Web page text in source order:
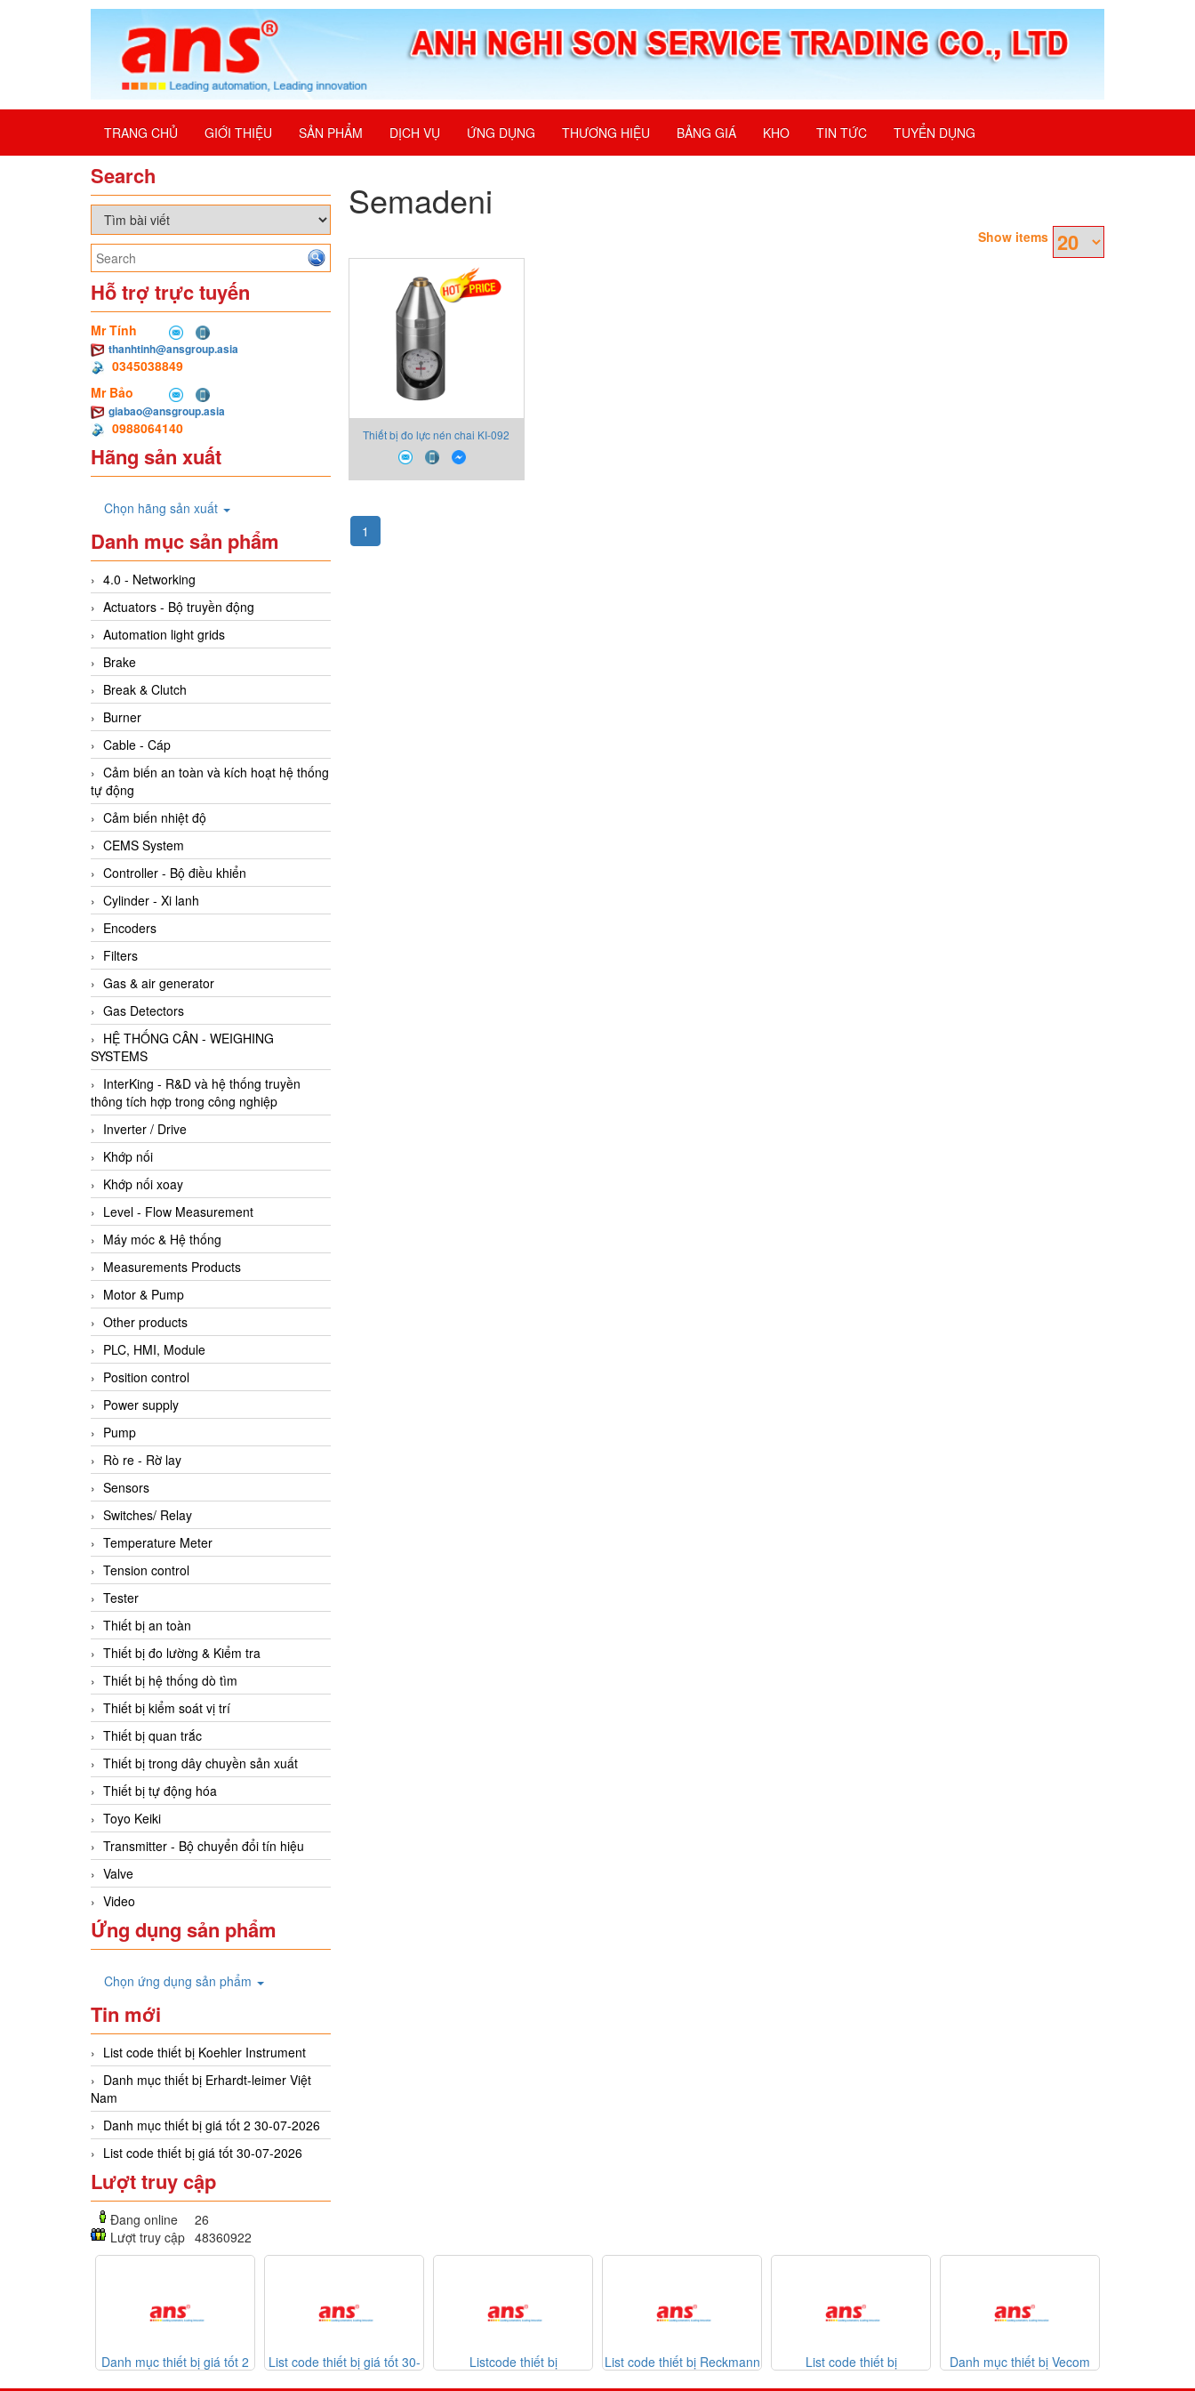
TRANG CHỦ GIỚI THIỆU SẢN PHẨM DỊCH VỤ ỨNG DỤNG THƯƠNG HIỆU BẢNG GIÁ KHO TIN TỨC TUYỂN DỤNG
Search
Hỗ trợ trực tuyến
Mr Tính
thanhtinh@ansgroup.asia
0345038849
Mr Bảo
giabao@ansgroup.asia
0988064140
Hãng sản xuất
Chọn hãng sản xuất
Danh mục sản phẩm
4.0 - Networking
Actuators - Bộ truyền động
Automation light grids
Brake
Break & Clutch
Burner
Cable - Cáp
Cảm biến an toàn và kích hoạt hệ thống
tự động
Cảm biến nhiệt độ
CEMS System
Controller - Bộ điều khiển
Cylinder - Xi lanh
Encoders
Filters
Gas & air generator
Gas Detectors
HỆ THỐNG CÂN - WEIGHING
SYSTEMS
InterKing - R&D và hệ thống truyền
thông tích hợp trong công nghiệp
Inverter / Drive
Khớp nối
Khớp nối xoay
Level - Flow Measurement
Máy móc & Hệ thống
Measurements Products
Motor & Pump
Other products
PLC, HMI, Module
Position control
Power supply
Pump
Rò re - Rờ lay
Sensors
Switches/ Relay
Temperature Meter
Tension control
Tester
Thiết bị an toàn
Thiết bị đo lường & Kiểm tra
Thiết bị hệ thống dò tìm
Thiết bị kiểm soát vị trí
Thiết bị quan trắc
Thiết bị trong dây chuyền sản xuất
Thiết bị tự động hóa
Toyo Keiki
Transmitter - Bộ chuyển đổi tín hiệu
Valve
Video
Ứng dụng sản phẩm
Chọn ứng dụng sản phẩm
Tin mới
List code thiết bị Koehler Instrument
Danh mục thiết bị Erhardt-leimer Việt
Nam
Danh mục thiết bị giá tốt 2 30-07-2026
List code thiết bị giá tốt 30-07-2026
Lượt truy cập
Đang online
26
Lượt truy cập 48360922
Semadeni
Show items
Thiết bị đo lực nén chai KI-092
Semadeni
1
Danh mục thiết bị giá tốt 2
List code thiết bị giá tốt 30-
Listcode thiết bị
List code thiết bị Reckmann
List code thiết bị
Danh mục thiết bị Vecom
Danh mục thiết bị